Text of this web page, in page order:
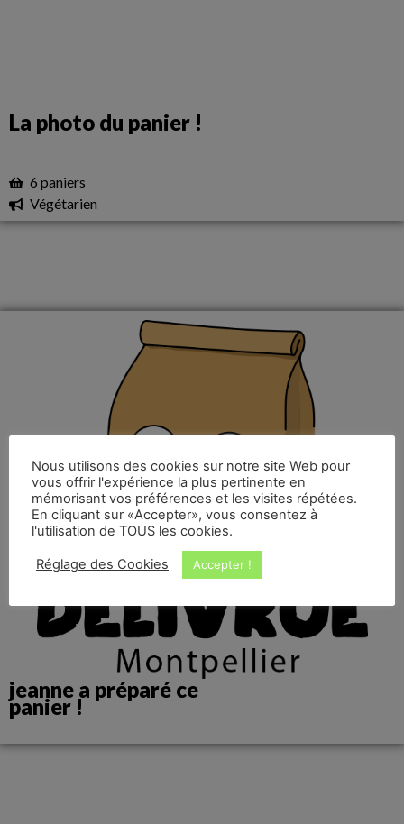
La photo du panier !
6 paniers
Végétarien
jeanne a préparé ce
panier !
Nous utilisons des cookies sur notre site Web pour
vous offrir l'expérience la plus pertinente en
mémorisant vos préférences et les visites répétées.
En cliquant sur «Accepter», vous consentez à
l'utilisation de TOUS les cookies.
Réglage des Cookies Accepter !